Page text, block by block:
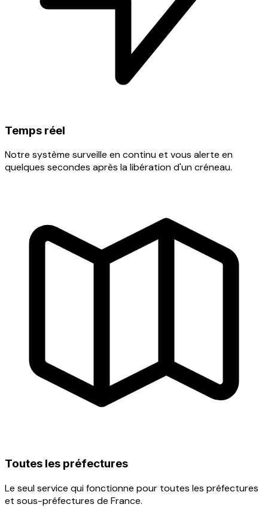
Temps réel
Notre système surveille en continu et vous alerte en
quelques secondes après la libération d'un créneau.
Toutes les préfectures
Le seul service qui fonctionne pour toutes les préfectures
et sous-préfectures de France.